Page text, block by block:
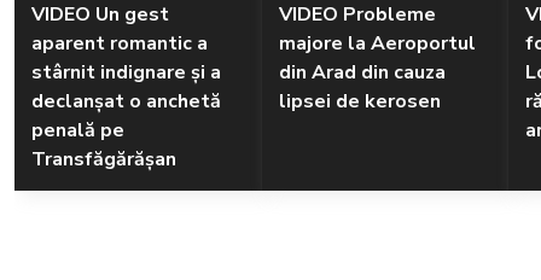
VIDEO Un gest
aparent romantic a
stârnit indignare și a
declanșat o anchetă
penală pe
Transfăgărășan
VIDEO Probleme
majore la Aeroportul
din Arad din cauza
lipsei de kerosen